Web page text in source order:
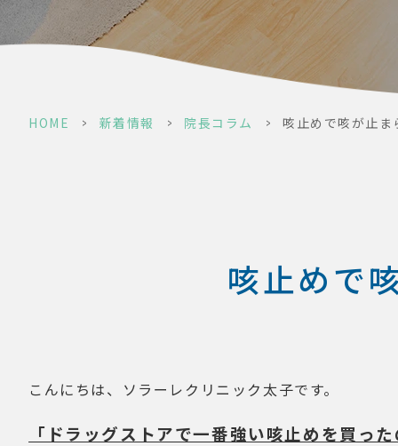
HOME > 新着情報 > 院長コラム > 咳止めで咳が止ま
咳止めで
こんにちは、ソラーレクリニック太子です。
「ドラッグストアで一番強い咳止めを買っ